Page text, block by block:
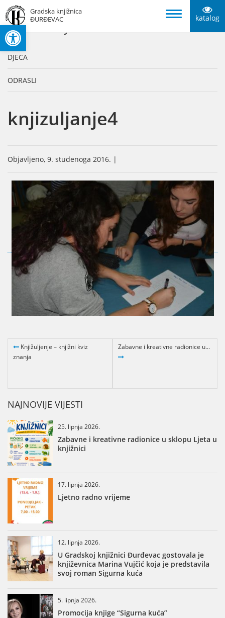
Open toolbar
Gradska knjižnica
ĐURĐEVAC
katalog
KATEGORIJE
DJECA
ODRASLI
knjizuljanje4
Objavljeno, 9. studenoga 2016. |
Knjižuljenje – knjižni kviz
znanja
Zabavne i kreativne radionice u...
NAJNOVIJE VIJESTI
25. lipnja 2026.
Zabavne i kreativne radionice u sklopu Ljeta u
knjižnici
17. lipnja 2026.
Ljetno radno vrijeme
12. lipnja 2026.
U Gradskoj knjižnici Đurđevac gostovala je
književnica Marina Vujčić koja je predstavila
svoj roman Sigurna kuća
5. lipnja 2026.
Promocija knjige “Sigurna kuća”